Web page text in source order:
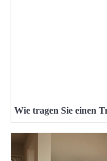
Wie tragen Sie einen